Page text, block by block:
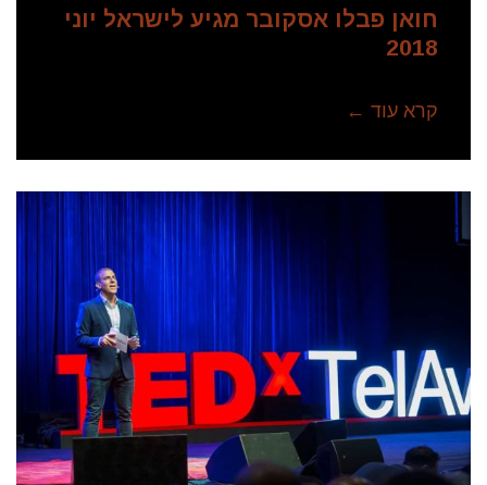
חואן פבלו אסקובר מגיע לישראל יוני
2018
קרא עוד ←